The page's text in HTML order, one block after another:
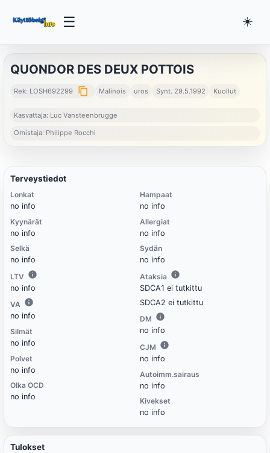
☰ ☀️
QUONDOR DES DEUX POTTOIS
Rek: LOSH692299 content_copy Malinois uros Synt. 29.5.1992 Kuollut
Kasvattaja: Luc Vansteenbrugge
Omistaja: Philippe Rocchi
Terveystiedot
Lonkat
no info
Kyynärät
no info
Selkä
no info
LTV
no info
VA
no info
Silmät
no info
Polvet
no info
Olka OCD
no info
Hampaat
no info
Allergiat
no info
Sydän
no info
Ataksia
SDCA1 ei tutkittu
SDCA2 ei tutkittu
DM
no info
CJM
no info
Autoimm.sairaus
no info
Kivekset
no info
Tulokset